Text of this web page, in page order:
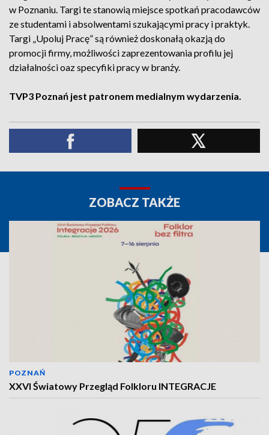
w Poznaniu. Targi te stanowią miejsce spotkań pracodawców
ze studentami i absolwentami szukającymi pracy i praktyk.
Targi „Upoluj Pracę” są również doskonałą okazją do
promocji firmy, możliwości zaprezentowania profilu jej
działalności oaz specyfiki pracy w branży.
TVP3 Poznań jest patronem medialnym wydarzenia.
ZOBACZ TAKŻE
POZNAŃ
XXVI Światowy Przegląd Folkloru INTEGRACJE